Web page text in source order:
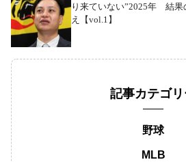
り来ていない”2025年 結果
え【vol.1】
記事カテゴ
野球
MLB